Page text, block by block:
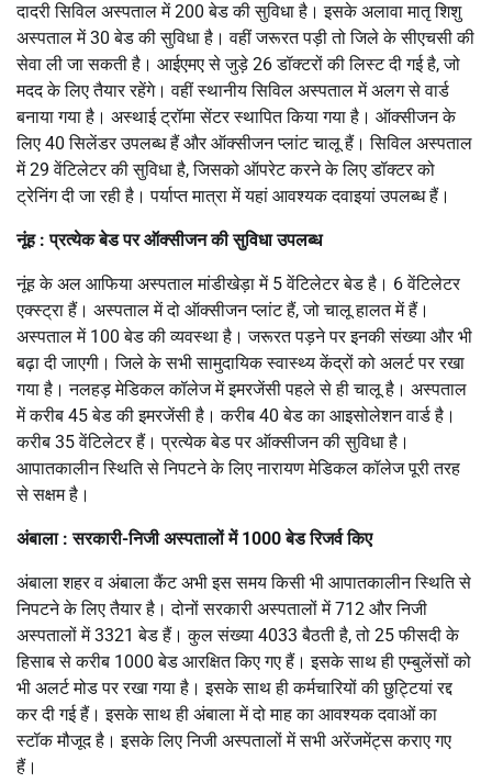
दादरी सिविल अस्पताल में 200 बेड की सुविधा है। इसके अलावा मातृ शिशु
अस्पताल में 30 बेड की सुविधा है। वहीं जरूरत पड़ी तो जिले के सीएचसी की
सेवा ली जा सकती है। आईएमए से जुड़े 26 डॉक्टरों की लिस्ट दी गई है, जो
मदद के लिए तैयार रहेंगे। वहीं स्थानीय सिविल अस्पताल में अलग से वार्ड
बनाया गया है। अस्थाई ट्रॉमा सेंटर स्थापित किया गया है। ऑक्सीजन के
लिए 40 सिलेंडर उपलब्ध हैं और ऑक्सीजन प्लांट चालू हैं। सिविल अस्पताल
में 29 वेंटिलेटर की सुविधा है, जिसको ऑपरेट करने के लिए डॉक्टर को
ट्रेनिंग दी जा रही है। पर्याप्त मात्रा में यहां आवश्यक दवाइयां उपलब्ध हैं।
नूंह : प्रत्येक बेड पर ऑक्सीजन की सुविधा उपलब्ध
नूंह के अल आफिया अस्पताल मांडीखेड़ा में 5 वेंटिलेटर बेड है। 6 वेंटिलेटर
एक्स्ट्रा हैं। अस्पताल में दो ऑक्सीजन प्लांट हैं, जो चालू हालत में हैं।
अस्पताल में 100 बेड की व्यवस्था है। जरूरत पड़ने पर इनकी संख्या और भी
बढ़ा दी जाएगी। जिले के सभी सामुदायिक स्वास्थ्य केंद्रों को अलर्ट पर रखा
गया है। नलहड़ मेडिकल कॉलेज में इमरजेंसी पहले से ही चालू है। अस्पताल
में करीब 45 बेड की इमरजेंसी है। करीब 40 बेड का आइसोलेशन वार्ड है।
करीब 35 वेंटिलेटर हैं। प्रत्येक बेड पर ऑक्सीजन की सुविधा है।
आपातकालीन स्थिति से निपटने के लिए नारायण मेडिकल कॉलेज पूरी तरह
से सक्षम है।
अंबाला : सरकारी-निजी अस्पतालों में 1000 बेड रिजर्व किए
अंबाला शहर व अंबाला कैंट अभी इस समय किसी भी आपातकालीन स्थिति से
निपटने के लिए तैयार है। दोनों सरकारी अस्पतालों में 712 और निजी
अस्पतालों में 3321 बेड हैं। कुल संख्या 4033 बैठती है, तो 25 फीसदी के
हिसाब से करीब 1000 बेड आरक्षित किए गए हैं। इसके साथ ही एम्बुलेंसों को
भी अलर्ट मोड पर रखा गया है। इसके साथ ही कर्मचारियों की छुट्टियां रद्द
कर दी गई हैं। इसके साथ ही अंबाला में दो माह का आवश्यक दवाओं का
स्टॉक मौजूद है। इसके लिए निजी अस्पतालों में सभी अरेंजमेंट्स कराए गए
हैं।